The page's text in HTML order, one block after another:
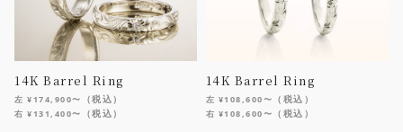
14K Barrel Ring
左 ¥174,900〜 （税込）
右 ¥131,400〜 （税込）
14K Barrel Ring
左 ¥108,600〜 （税込）
右 ¥108,600〜 （税込）